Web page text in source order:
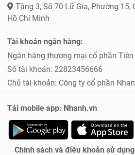
Tầng 3, Số 70 Lữ Gia, Phường 15,
Hồ Chí Minh
Tài khoản ngân hàng:
Ngân hàng thương mại cổ phần
Số tài khoản: 22823456666
Chủ tài khoản: Công ty cổ phần
Tải mobile app: Nhanh.vn
Chính sách và điều khoản sử dụng